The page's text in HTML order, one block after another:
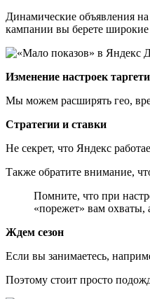
Динамические объявления
кампании вы берете широкие
Изменение настроек
Мы можем расширять гео,
Стратегии и ставки
Не секрет, что Яндекс
Также обратите внимание,
Помните, что при
«порежет» вам
Ждем сезон
Если вы занимаетесь,
Поэтому стоит просто